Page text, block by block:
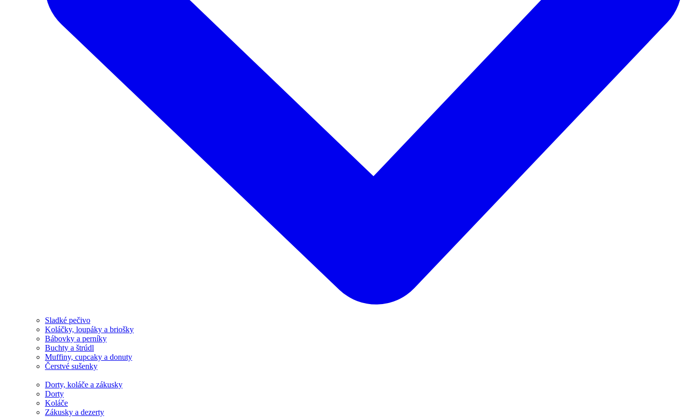
Sladké pečivo
Koláčky, loupáky a briošky
Bábovky a perníky
Buchty a štrúdl
Muffiny, cupcaky a donuty
Čerstvé sušenky
Dorty, koláče a zákusky
Dorty
Koláče
Zákusky a dezerty